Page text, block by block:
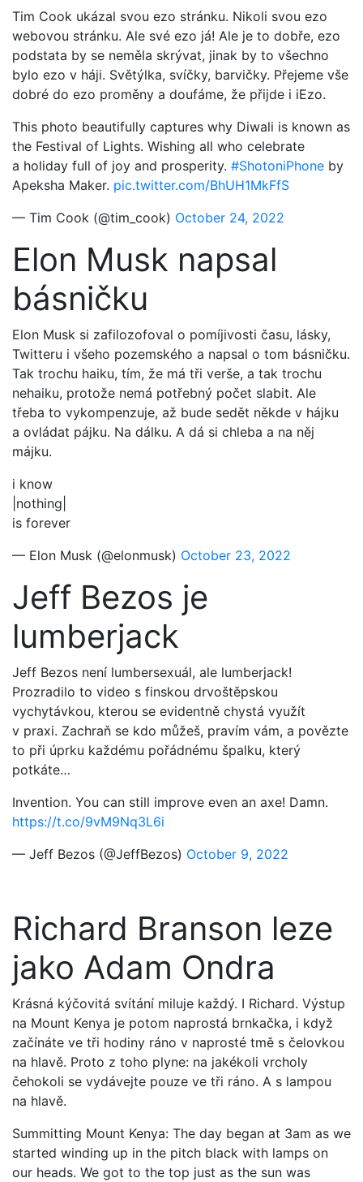
Tim Cook ukázal svou ezo stránku. Nikoli svou ezo
webovou stránku. Ale své ezo já! Ale je to dobře, ezo
podstata by se neměla skrývat, jinak by to všechno
bylo ezo v háji. Světýlka, svíčky, barvičky. Přejeme vše
dobré do ezo proměny a doufáme, že přijde i iEzo.
This photo beautifully captures why Diwali is known as
the Festival of Lights. Wishing all who celebrate
a holiday full of joy and prosperity. #ShotoniPhone by
Apeksha Maker. pic.twitter.com/BhUH1MkFfS
— Tim Cook (@tim_cook) October 24, 2022
Elon Musk napsal
básničku
Elon Musk si zafilozofoval o pomíjivosti času, lásky,
Twitteru i všeho pozemského a napsal o tom básničku.
Tak trochu haiku, tím, že má tři verše, a tak trochu
nehaiku, protože nemá potřebný počet slabit. Ale
třeba to vykompenzuje, až bude sedět někde v hájku
a ovládat pájku. Na dálku. A dá si chleba a na něj
májku.
i know
|nothing|
is forever
— Elon Musk (@elonmusk) October 23, 2022
Jeff Bezos je
lumberjack
Jeff Bezos není lumbersexuál, ale lumberjack!
Prozradilo to video s finskou drvoštěpskou
vychytávkou, kterou se evidentně chystá využít
v praxi. Zachraň se kdo můžeš, pravím vám, a povězte
to při úprku každému pořádnému špalku, který
potkáte…
Invention. You can still improve even an axe! Damn.
https://t.co/9vM9Nq3L6i
— Jeff Bezos (@JeffBezos) October 9, 2022
Richard Branson leze
jako Adam Ondra
Krásná kýčovitá svítání miluje každý. I Richard. Výstup
na Mount Kenya je potom naprostá brnkačka, i když
začínáte ve tři hodiny ráno v naprosté tmě s čelovkou
na hlavě. Proto z toho plyne: na jakékoli vrcholy
čehokoli se vydávejte pouze ve tři ráno. A s lampou
na hlavě.
Summitting Mount Kenya: The day began at 3am as we
started winding up in the pitch black with lamps on
our heads. We got to the top just as the sun was